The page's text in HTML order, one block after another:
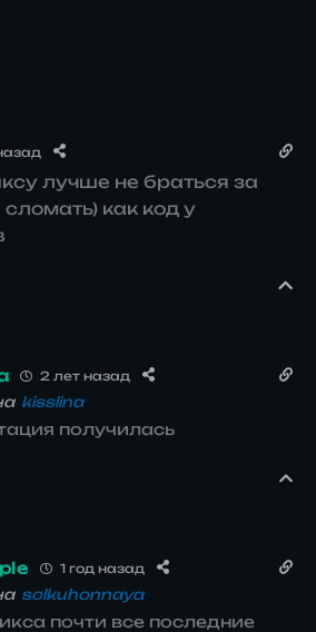
лучше не браться за
сломать) как код у
2 лет назад
kisslina
получилась
1 год назад
solkuhonnaya
почти все последние